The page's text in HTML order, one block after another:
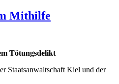
Mithilfe
Tötungsdelikt
Staatsanwaltschaft Kiel und der